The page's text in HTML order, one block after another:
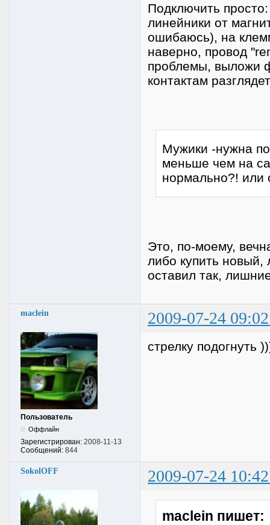
Подключить
линейники от
ошибаюсь), на
наверно, провод
проблемы, выложи
контактам
Мужики -нужна
меньше чем на
нормально?! или
Это, по-моему,
либо купить новый,
оставил так,
maclein 2009-07-24
Пользователь
Оффлайн
Зарегистрирован: 2008-11-13
Сообщений: 844
стрелку подогнуть
SokolOFF 2009-07-24
maclein пишет: